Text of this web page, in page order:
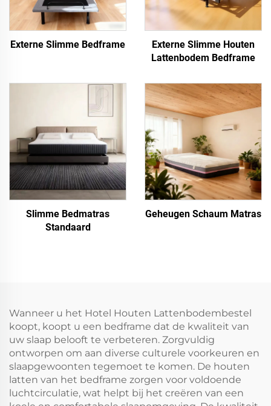
Externe Slimme Bedframe
Externe Slimme Houten
Lattenbodem Bedframe
Slimme Bedmatras
Standaard
Geheugen Schaum Matras
Wanneer u het Hotel Houten Lattenbodembestel
koopt, koopt u een bedframe dat de kwaliteit van
uw slaap belooft te verbeteren. Zorgvuldig
ontworpen om aan diverse culturele voorkeuren en
slaapgewoonten tegemoet te komen. De houten
latten van het bedframe zorgen voor voldoende
luchtcirculatie, wat helpt bij het creëren van een